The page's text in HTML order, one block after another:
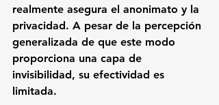
realmente asegura el anonimato y la
privacidad. A pesar de la percepción
generalizada de que este modo
proporciona una capa de
invisibilidad, su efectividad es
limitada.